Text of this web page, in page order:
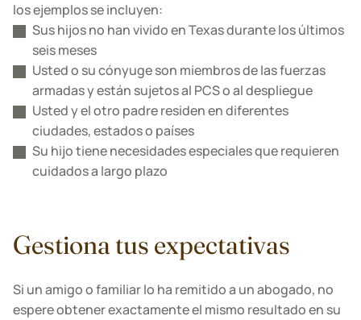
los ejemplos se incluyen:
Sus hijos no han vivido en Texas durante los últimos
seis meses
Usted o su cónyuge son miembros de las fuerzas
armadas y están sujetos al PCS o al despliegue
Usted y el otro padre residen en diferentes
ciudades, estados o países
Su hijo tiene necesidades especiales que requieren
cuidados a largo plazo
Gestiona tus expectativas
Si un amigo o familiar lo ha remitido a un abogado, no
espere obtener exactamente el mismo resultado en su